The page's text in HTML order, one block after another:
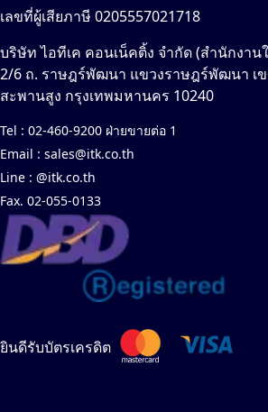
เลขที่ผู้เสียภาษี 0205557021718
บริษัท ไอทีเค คอนเน็คติ้ง จำกัด (สำนักงา
2/6 ถ. ราษฎร์พัฒนา แขวงราษฎร์พัฒนา เ
สะพานสูง กรุงเทพมหานคร 10240
Tel : 02-460-9200 ฝ่ายขายต่อ 1
Email : sales@itk.co.th
Line : @itk.co.th
Fax. 02-055-0133
ยินดีรับบัตรเครดิต